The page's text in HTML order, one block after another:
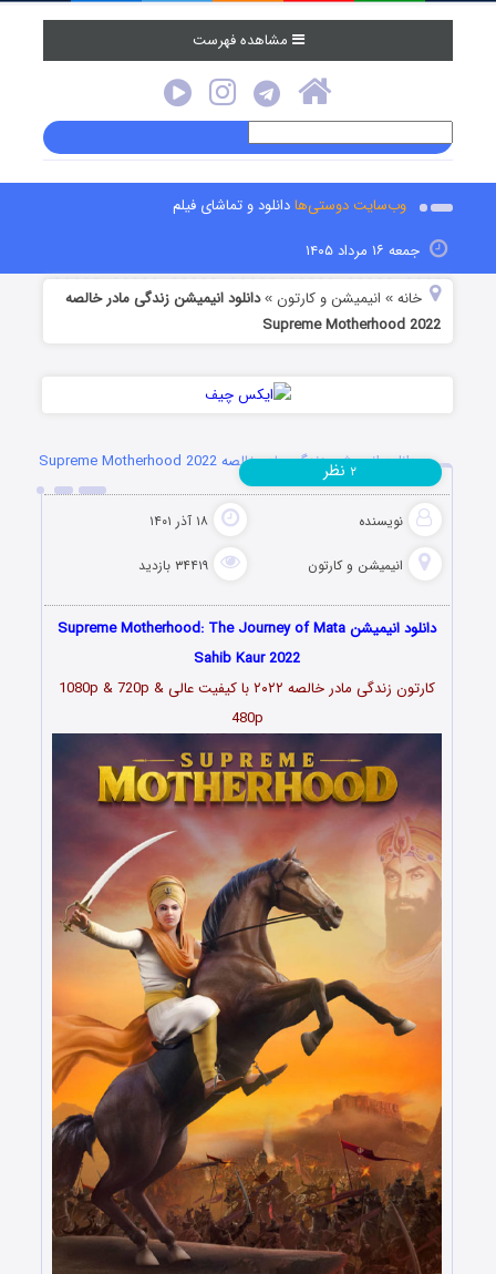
مشاهده فهرست
وب‌سایت دوستی‌هادانلود و تماشای فیلم
جمعه ۱۶ مرداد ۱۴۰۵
خانه » انیمیشن و کارتون »دانلود انیمیشن زندگی مادر خالصه
Supreme Motherhood 2022
دانلود انیمیشن زندگی مادر خالصه Supreme Motherhood 2022
نویسنده ۱۸ آذر ۱۴۰۱
انیمیشن و کارتون ۳۴۴۱۹ بازدید
۲ نظر
دانلود انیمیشن Supreme Motherhood: The Journey of Mata
Sahib Kaur 2022
کارتون زندگی مادر خالصه ۲۰۲۲
با کیفیت عالی 1080p & 720p &
480p